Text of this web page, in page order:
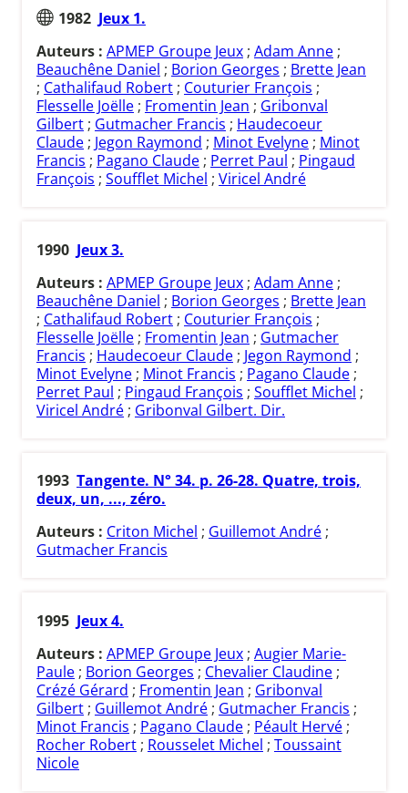
1982 Jeux 1.
Auteurs : APMEP Groupe Jeux ; Adam Anne ;
Beauchêne Daniel ; Borion Georges ; Brette Jean
; Cathalifaud Robert ; Couturier François ;
Flesselle Joëlle ; Fromentin Jean ; Gribonval
Gilbert ; Gutmacher Francis ; Haudecoeur
Claude ; Jegon Raymond ; Minot Evelyne ; Minot
Francis ; Pagano Claude ; Perret Paul ; Pingaud
François ; Soufflet Michel ; Viricel André
1990 Jeux 3.
Auteurs : APMEP Groupe Jeux ; Adam Anne ;
Beauchêne Daniel ; Borion Georges ; Brette Jean
; Cathalifaud Robert ; Couturier François ;
Flesselle Joëlle ; Fromentin Jean ; Gutmacher
Francis ; Haudecoeur Claude ; Jegon Raymond ;
Minot Evelyne ; Minot Francis ; Pagano Claude ;
Perret Paul ; Pingaud François ; Soufflet Michel ;
Viricel André ; Gribonval Gilbert. Dir.
1993 Tangente. N° 34. p. 26-28. Quatre, trois,
deux, un, ..., zéro.
Auteurs : Criton Michel ; Guillemot André;
Gutmacher Francis
1995 Jeux 4.
Auteurs : APMEP Groupe Jeux ; Augier Marie-
Paule ; Borion Georges ; Chevalier Claudine ;
Crézé Gérard ; Fromentin Jean ; Gribonval
Gilbert ; Guillemot André ; Gutmacher Francis ;
Minot Francis ; Pagano Claude ; Péault Hervé ;
Rocher Robert ; Rousselet Michel ; Toussaint
Nicole